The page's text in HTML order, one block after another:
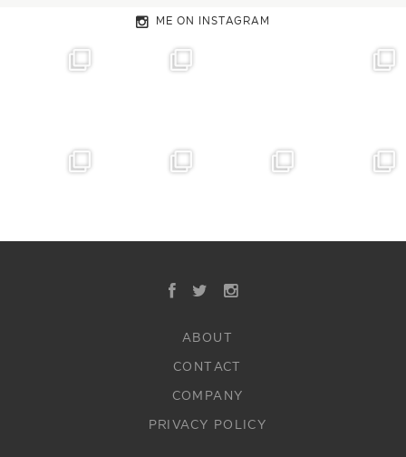
ME ON INSTAGRAM
ABOUT
CONTACT
COMPANY
PRIVACY POLICY